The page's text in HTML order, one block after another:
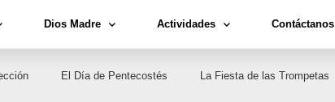
Dios Madre Actividades Contáctanos
El Día de Pentecostés La Fiesta de las Trompetas